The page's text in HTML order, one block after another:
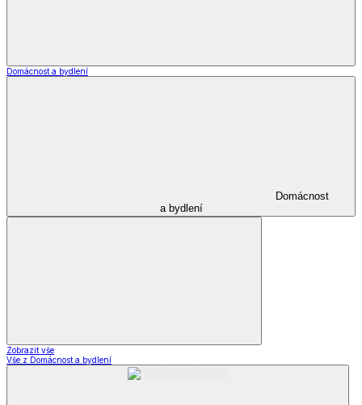
Domácnost a bydlení
Domácnost
a bydlení
Zobrazit vše
Vše z Domácnost a bydlení